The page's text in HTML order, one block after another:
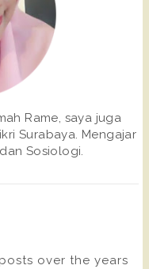
Rame, saya juga
Surabaya. Mengajar
Sosiologi.
over the years